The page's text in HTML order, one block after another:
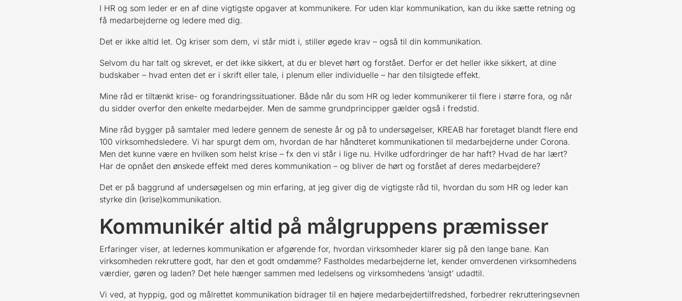
I HR og som leder er en af dine vigtigste opgaver at kommunikere. For uden klar kommunikation, kan du ikke sætte retning og
få medarbejderne og ledere med dig.
Det er ikke altid let. Og kriser som dem, vi står midt i, stiller øgede krav – også til din kommunikation.
Selvom du har talt og skrevet, er det ikke sikkert, at du er blevet hørt og forstået. Derfor er det heller ikke sikkert, at dine
budskaber – hvad enten det er i skrift eller tale, i plenum eller individuelle – har den tilsigtede effekt.
Mine råd er tiltænkt krise- og forandringssituationer. Både når du som HR og leder kommunikerer til flere i større fora, og når
du sidder overfor den enkelte medarbejder. Men de samme grundprincipper gælder også i fredstid.
Mine råd bygger på samtaler med ledere gennem de seneste år og på to undersøgelser, KREAB har foretaget blandt flere end
100 virksomhedsledere. Vi har spurgt dem om, hvordan de har håndteret kommunikationen til medarbejderne under Corona.
Men det kunne være en hvilken som helst krise – fx den vi står i lige nu. Hvilke udfordringer de har haft? Hvad de har lært?
Har de opnået den ønskede effekt med deres kommunikation – og bliver de hørt og forstået af deres medarbejdere?
Det er på baggrund af undersøgelsen og min erfaring, at jeg giver dig de vigtigste råd til, hvordan du som HR og leder kan
styrke din (krise)kommunikation.
Kommunikér altid på målgruppens præmisser
Erfaringer viser, at ledernes kommunikation er afgørende for, hvordan virksomheder klarer sig på den lange bane. Kan
virksomheden rekruttere godt, har den et godt omdømme? Fastholdes medarbejderne let, kender omverdenen virksomhedens
værdier, gøren og laden? Det hele hænger sammen med ledelsens og virksomhedens ’ansigt’ udadtil.
Vi ved, at hyppig, god og målrettet kommunikation bidrager til en højere medarbejdertilfredshed, forbedrer rekrutteringsevnen